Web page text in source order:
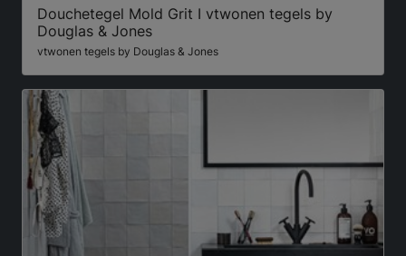
Douchetegel Mold Grit I vtwonen tegels by
Douglas & Jones
vtwonen tegels by Douglas & Jones